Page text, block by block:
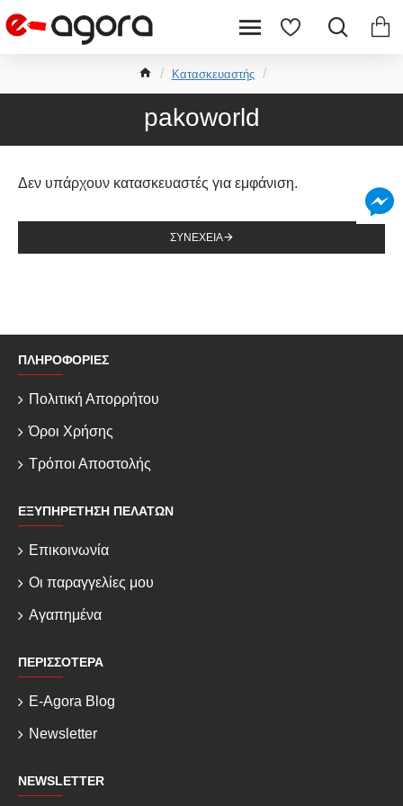
Κατασκευαστής
pakoworld
Δεν υπάρχουν κατασκευαστές για εμφάνιση.
ΣΥΝΈΧΕΙΑ
ΠΛΗΡΟΦΟΡΊΕΣ
Πολιτική Απορρήτου
Όροι Χρήσης
Τρόποι Αποστολής
ΕΞΥΠΗΡΈΤΗΣΗ ΠΕΛΑΤΏΝ
Επικοινωνία
Οι παραγγελίες μου
Αγαπημένα
ΠΕΡΙΣΣΌΤΕΡΑ
E-Agora Blog
Newsletter
NEWSLETTER